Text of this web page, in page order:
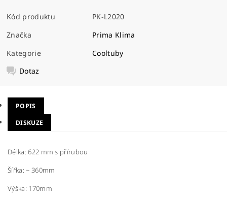
Kód produktu
PK-L2020
Značka
Prima Klima
Kategorie
Cooltuby
Dotaz
POPIS
DISKUZE
Délka: 622 mm s přírubou
Šířka: ~ 360mm
Výška: 170mm